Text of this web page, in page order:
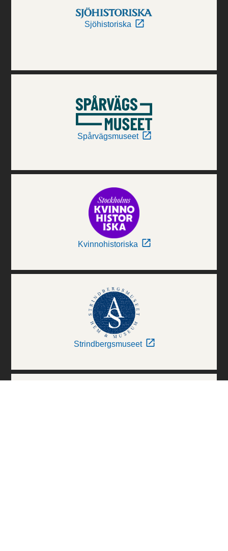
Sjöhistoriska
Spårvägsmuseet
Kvinnohistoriska
Strindbergsmuseet